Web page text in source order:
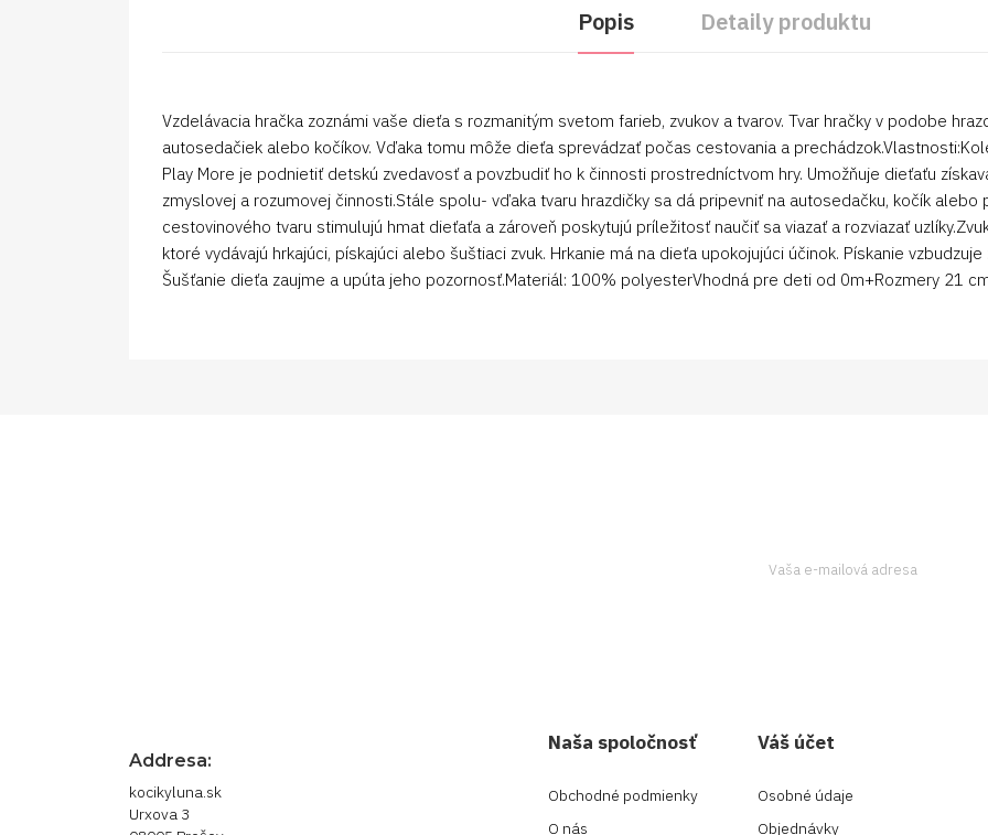
Popis Detaily produktu
Vzdelávacia hračka zoznámi vaše dieťa s rozmanitým svetom farieb, zvukov a tvarov. Tvar hračky v podobe
autosedačiek alebo kočíkov. Vďaka tomu môže dieťa sprevádzať počas cestovania a
Play More je podnietiť detskú zvedavosť a povzbudiť ho k činnosti prostredníctvom hry. Umožňuje dieťaťu
zmyslovej a rozumovej činnosti.Stále spolu- vďaka tvaru hrazdičky sa dá pripevniť na autosedačku, kočík alebo
cestovinového tvaru stimulujú hmat dieťaťa a zároveň poskytujú príležitosť naučiť sa viazať a rozviazať
ktoré vydávajú hrkajúci, pískajúci alebo šuštiaci zvuk. Hrkanie má na dieťa upokojujúci účinok. Pískanie
Šušťanie dieťa zaujme a upúta jeho pozornosť.Materiál: 100% polyesterVhodná pre deti od 0m+Rozmery 21
Addresa:
kocikyluna.sk
Urxova 3
Naša spoločnosť
Obchodné podmienky
O nás
Váš účet
Osobné údaje
Objednávky